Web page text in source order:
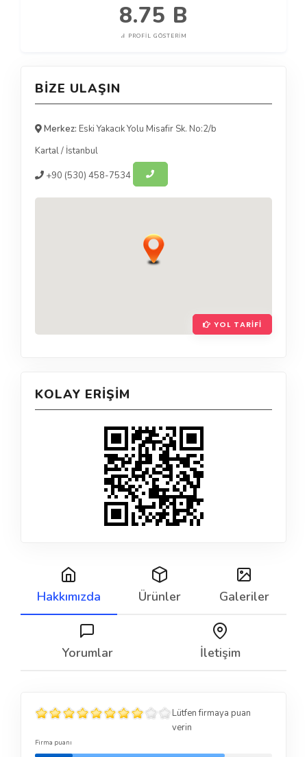
8.75 B
PROFIL GÖSTERIM
BIZE ULAŞIN
Merkez: Eski Yakacık Yolu Misafir Sk. No:2/b
Kartal/ İstanbul
+90 (530) 458-7534
YOL TARIFI
KOLAY ERIŞIM
Hakkımızda Ürünler Galeriler
Yorumlar İletişim
Lütfen firmaya puan
verin
Firma puanı